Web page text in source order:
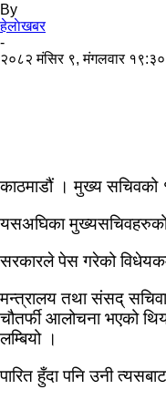
By
हेलाेखबर
-
२०८२ मंसिर ९, मंगलवार १९:३०
काठमाडौं । मुख्य सचिवको
यसअघिका मुख्यसचिवहरुको
सरकारले पेस गरेको
मन्त्रालय तथा संसद्
चौतर्फी आलोचना भएको
लम्बियो ।
पारित हुँदा पनि उनी